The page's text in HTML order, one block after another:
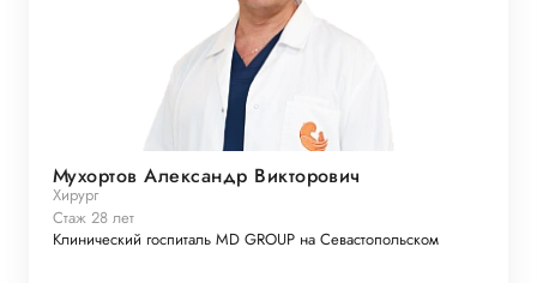
Мухортов Александр Викторович
Хирург
Стаж 28 лет
Клинический госпиталь MD GROUP на Севастопольском